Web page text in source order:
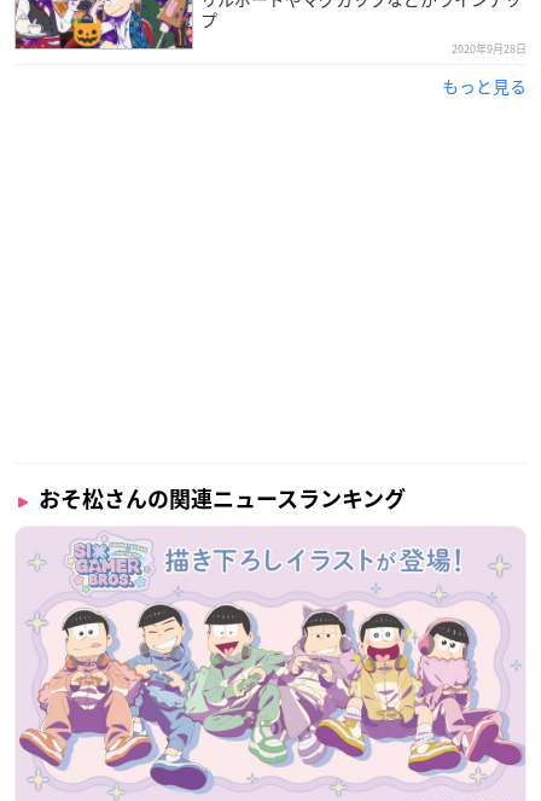
プ
2020年9月28日
もっと見る
おそ松さんの関連ニュースランキング